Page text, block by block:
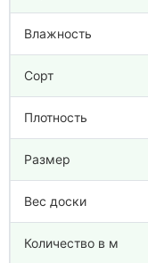
Влажность
Сорт
Плотность
Размер
Вес доски
Количество в м